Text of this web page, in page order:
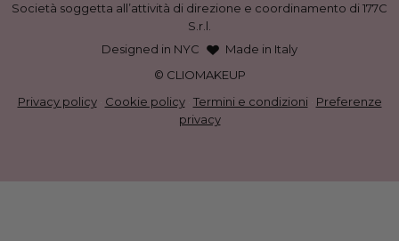
Società soggetta all’attività di direzione e coordinamento di 177C
S.r.l.
Designed in NYC
Made in Italy
© CLIOMAKEUP
Privacy policy· Cookie policy· Termini e condizioni
Preferenze
privacy